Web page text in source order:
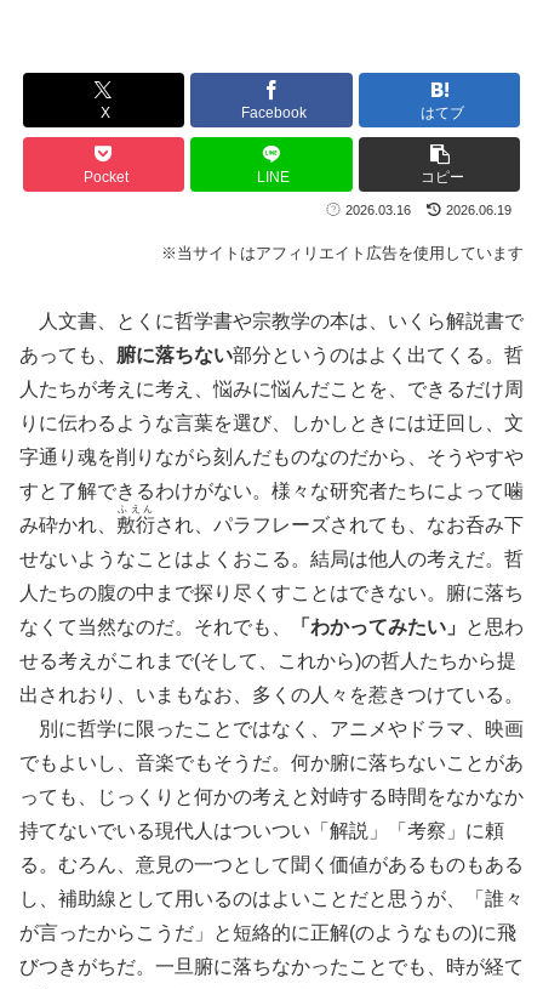
X Facebook はてブ
Pocket LINE コピー
2026.03.16 2026.06.19
※当サイトはアフィリエイト広告を使用しています
人文書、とくに哲学書や宗教学の本は、いくら解説書で
あっても、 腑に落ちない部分というのはよく出てくる。哲
人たちが考えに考え、悩みに悩んだことを、できるだけ周
りに伝わるような言葉を選び、しかしときには迂回し、文
字通り魂を削りながら刻んだものなのだから、そうやすや
すと了解できるわけがない。様々な研究者たちによって噛
み砕かれ、 敷衍
ふえん
され、パラフレーズされても、なお呑み下
せないようなことはよくおこる。結局は他人の考えだ。哲
人たちの腹の中まで探り尽くすことはできない。腑に落ち
なくて当然なのだ。それでも、
「わかってみたい」
と思わ
せる考えがこれまで(そして、これから)の哲人たちから提
出されおり、いまもなお、多くの人々を惹きつけている。
別に哲学に限ったことではなく、アニメやドラマ、映画
でもよいし、音楽でもそうだ。何か腑に落ちないことがあ
っても、じっくりと何かの考えと対峙する時間をなかなか
持てないでいる現代人はついつい「解説」「考察」に頼
る。むろん、意見の一つとして聞く価値があるものもある
し、補助線として用いるのはよいことだと思うが、「誰々
が言ったからこうだ」と短絡的に正解(のようなもの)に飛
びつきがちだ。一旦腑に落ちなかったことでも、時が経て